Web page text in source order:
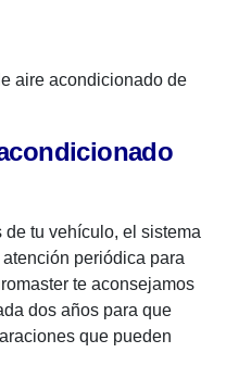
aire acondicionado de
tu vehículo, el sistema
periódica para
te aconsejamos
dos años para que
que pueden